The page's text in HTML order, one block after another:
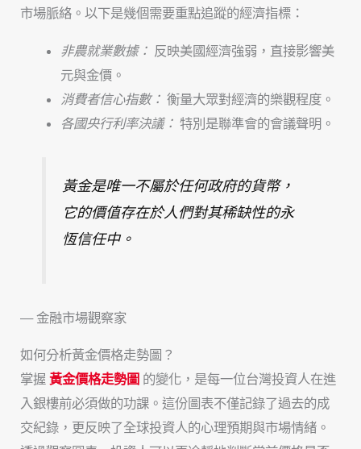
市場脈絡。以下是幾個需要重點追蹤的經濟指標：
非農就業數據： 反映美國經濟強弱，直接影響美
元與金價。
消費者信心指數： 衡量大眾對經濟的樂觀程度。
各國央行利率決議： 特別是聯準會的會議聲明。
黃金是唯一不屬於任何政府的貨幣，
它的價值存在於人們對其稀缺性的永
恆信任中。
— 金融市場觀察家
如何分析黃金價格走勢圖？
掌握黃金價格走勢圖 的變化，是每一位台灣投資人在進
入銀樓前必須做的功課。這份圖表不僅記錄了過去的成
交紀錄，更反映了全球投資人的心理預期與市場情緒。